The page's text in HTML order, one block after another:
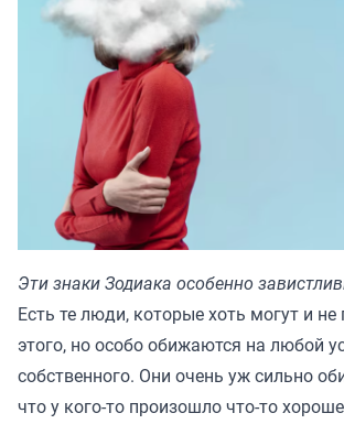
Эти знаки Зодиака особенно
Есть те люди, которые хоть могут и
этого, но особо обижаются на любой
собственного. Они очень уж сильно
что у кого-то произошло что-то